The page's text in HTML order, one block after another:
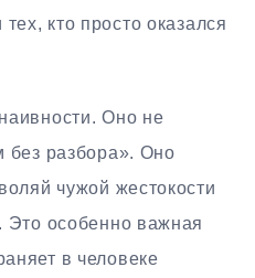
кто просто оказался
Оно не
без разбора». Оно
чужой жестокости
Это особенно важная
в человеке